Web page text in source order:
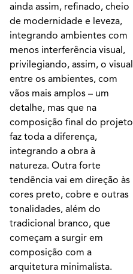
ainda assim, refinado, cheio
de modernidade e leveza,
integrando ambientes com
menos interferência visual,
privilegiando, assim, o visual
entre os ambientes, com
vãos mais amplos – um
detalhe, mas que na
composição final do projeto
faz toda a diferença,
integrando a obra à
natureza. Outra forte
tendência vai em direção às
cores preto, cobre e outras
tonalidades, além do
tradicional branco, que
começam a surgir em
composição com a
arquitetura minimalista.